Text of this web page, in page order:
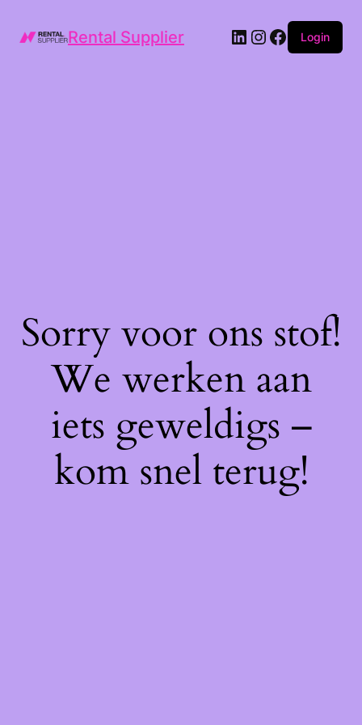
Rental Supplier LinkedIn
Instagram
Facebook
Login
Sorry voor ons stof!
We werken aan
iets geweldigs –
kom snel terug!